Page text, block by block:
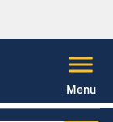
Menu